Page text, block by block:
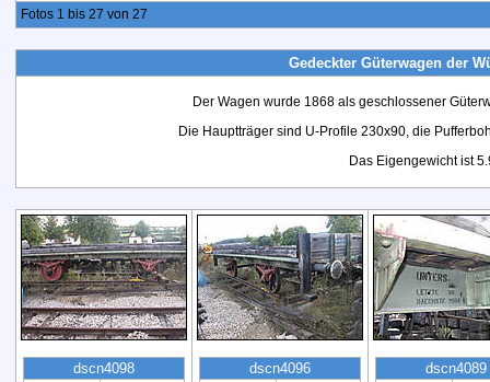
Fotos 1 bis 27 von 27
Gedeckter Güterwagen der
Der Wagen wurde 1868 als geschlossener
Die Hauptträger sind U-Profile 230x90, die
Das Eigengewicht ist
dscn4098 dscn4096 dscn4089